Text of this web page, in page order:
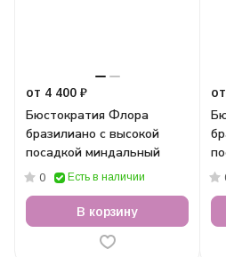
от 4 400 ₽
Бюстократия Флора
бразилиано с высокой
посадкой миндальный
0 Есть в наличии
В корзину